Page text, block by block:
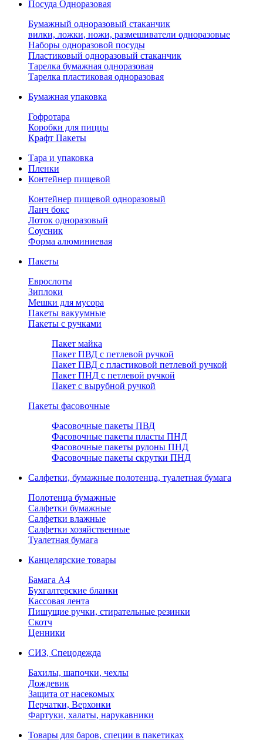
Посуда Одноразовая
Бумажный одноразовый стаканчик
вилки, ложки, ножи, размешиватели одноразовые
Наборы одноразовой посуды
Пластиковый одноразовый стаканчик
Тарелка бумажная одноразовая
Тарелка пластиковая одноразовая
Бумажная упаковка
Гофротара
Коробки для пиццы
Крафт Пакеты
Тара и упаковка
Пленки
Контейнер пищевой
Контейнер пищевой одноразовый
Ланч бокс
Лоток одноразовый
Соусник
Форма алюминиевая
Пакеты
Еврослоты
Зиплоки
Мешки для мусора
Пакеты вакуумные
Пакеты с ручками
Пакет майка
Пакет ПВД с петлевой ручкой
Пакет ПВД с пластиковой петлевой ручкой
Пакет ПНД с петлевой ручкой
Пакет с вырубной ручкой
Пакеты фасовочные
Фасовочные пакеты ПВД
Фасовочные пакеты пласты ПНД
Фасовочные пакеты рулоны ПНД
Фасовочные пакеты скрутки ПНД
Салфетки, бумажные полотенца, туалетная бумага
Полотенца бумажные
Салфетки бумажные
Салфетки влажные
Салфетки хозяйственные
Туалетная бумага
Канцелярские товары
Бамага А4
Бухгалтерские бланки
Кассовая лента
Пишущие ручки, стирательные резинки
Скотч
Ценники
СИЗ, Спецодежда
Бахилы, шапочки, чехлы
Дождевик
Защита от насекомых
Перчатки, Верхонки
Фартуки, халаты, нарукавники
Товары для баров, специи в пакетиках